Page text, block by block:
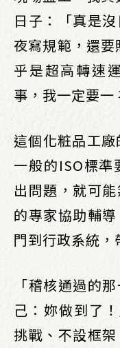
日子：「真是
夜寫規範，還
乎是超高轉速
事，我一定要一
這個化粧品工
一般的ISO標準
出問題，就可
的專家協助輔
門到行政系統，
「稽核通過的
己：妳做到了
挑戰、不設框